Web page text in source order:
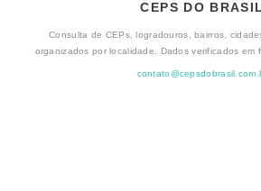
CEPS DO
Consulta de CEPs, logradouros, bairros,
organizados por localidade. Dados verificados em